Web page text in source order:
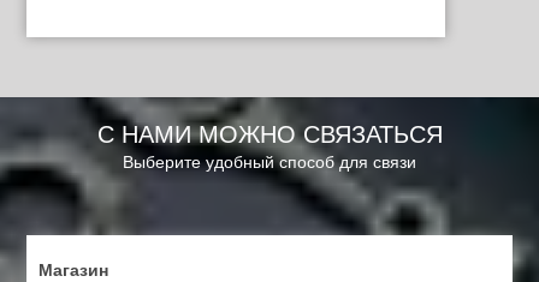
С НАМИ МОЖНО СВЯЗАТЬСЯ
Выберите удобный способ для связи
Магазин